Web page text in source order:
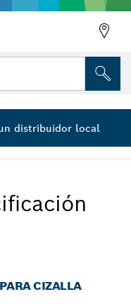
CIZALLA
distribuidor local